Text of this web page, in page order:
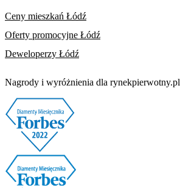
Ceny mieszkań Łódź
Oferty promocyjne Łódź
Deweloperzy Łódź
Nagrody i wyróżnienia dla rynekpierwotny.pl